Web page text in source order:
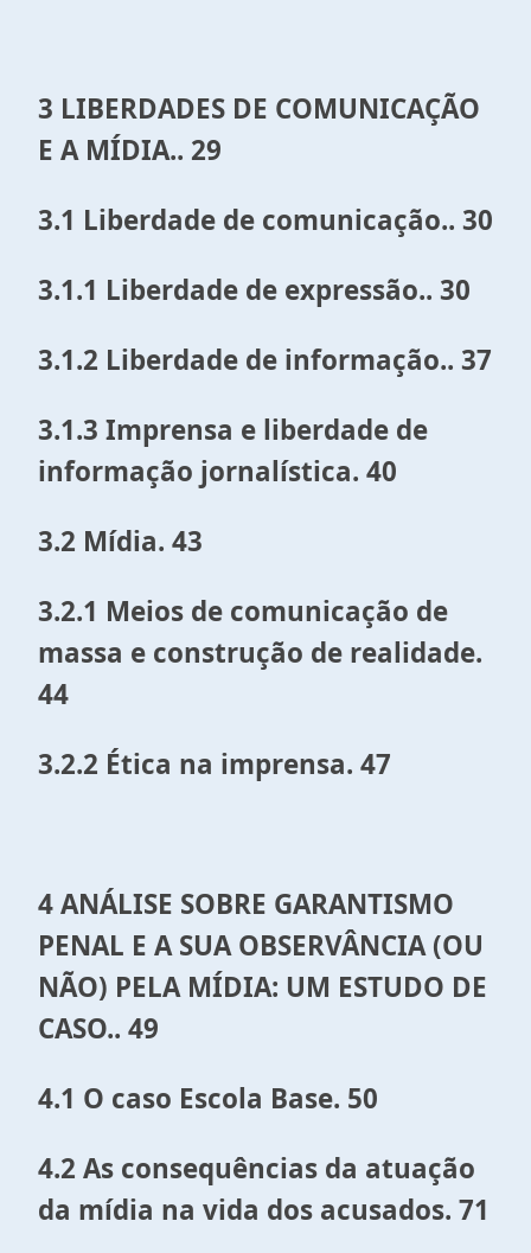
3 LIBERDADES DE COMUNICAÇÃO
E A MÍDIA.. 29
3.1 Liberdade de comunicação.. 30
3.1.1 Liberdade de expressão.. 30
3.1.2 Liberdade de informação.. 37
3.1.3 Imprensa e liberdade de
informação jornalística. 40
3.2 Mídia. 43
3.2.1 Meios de comunicação de
massa e construção de realidade.
44
3.2.2 Ética na imprensa. 47
4 ANÁLISE SOBRE GARANTISMO
PENAL E A SUA OBSERVÂNCIA (OU
NÃO) PELA MÍDIA: UM ESTUDO DE
CASO.. 49
4.1 O caso Escola Base. 50
4.2 As consequências da atuação
da mídia na vida dos acusados. 71